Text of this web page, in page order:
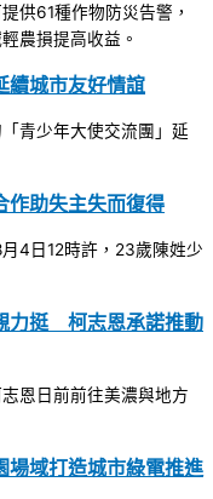
供61種作物防災告警，
農損提高收益。
城市友好情誼
青少年大使交流團」延
助失主失而復得
月4日12時許，23歲陳姓少
力挺 柯志恩承諾推動
恩日前前往美濃與地方
域打造城市綠電推進